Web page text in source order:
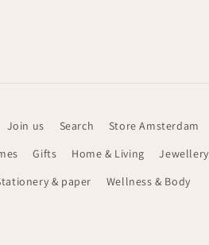
Join us Search Store Amsterdam
Gifts Home & Living Jewellery
& paper
Wellness & Body